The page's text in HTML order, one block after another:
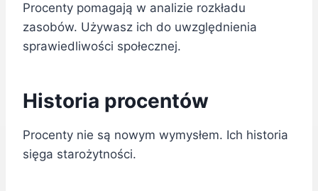
Procenty pomagają w analizie rozkładu
zasobów. Używasz ich do uwzględnienia
sprawiedliwości społecznej.
Historia procentów
Procenty nie są nowym wymysłem. Ich historia
sięga starożytności.